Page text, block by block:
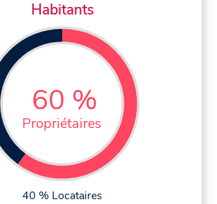
Habitants
60 %
Propriétaires
40 % Locataires